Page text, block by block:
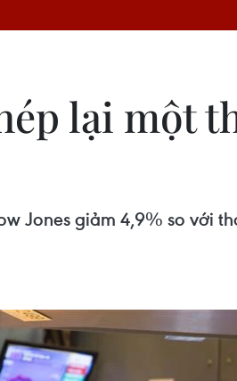
lại một
Jones giảm 4,9% so với